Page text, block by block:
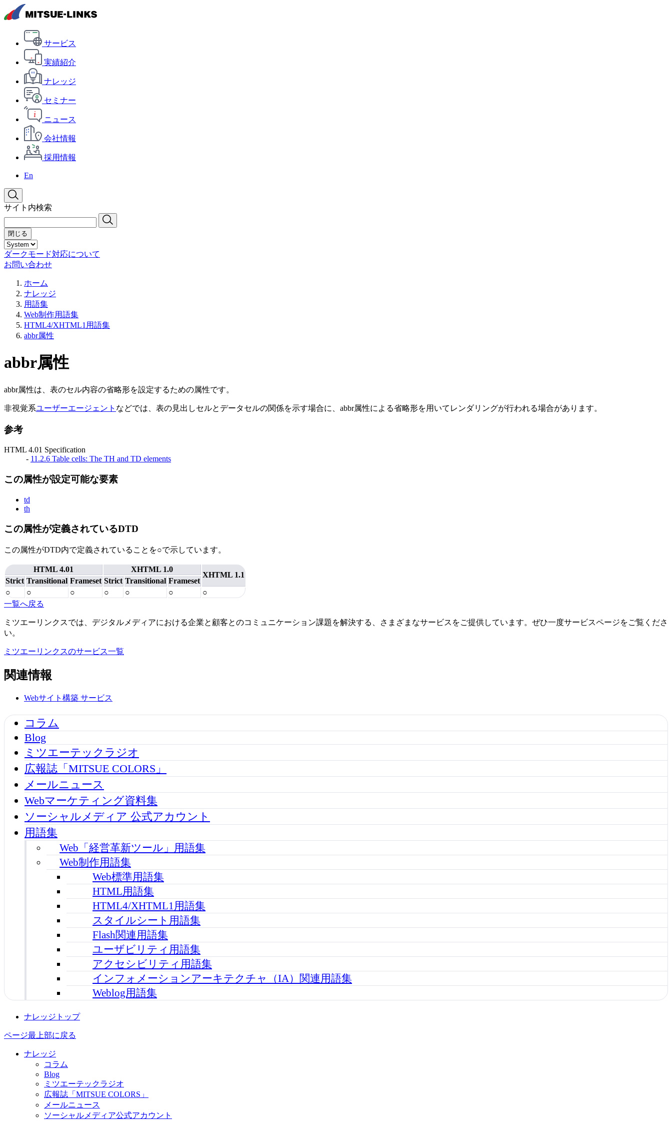
サービス
実績紹介
ナレッジ
セミナー
ニュース
会社情報
採用情報
En
サイト内検索
閉じる
ダークモード対応について
お問い合わせ
ホーム
ナレッジ
用語集
Web制作用語集
HTML4/XHTML1用語集
abbr属性
abbr属性
abbr属性は、表のセル内容の省略形を設定するための属性です。
非視覚系ユーザーエージェント などでは、表の見出しセルとデータセルの関係を示す場合に、abbr属性による省略形を用いてレンダリングが行われる場合があります。
参考
HTML 4.01 Specification
- 11.2.6 Table cells: The TH and TD elements
この属性が設定可能な要素
td
th
この属性が定義されているDTD
この属性がDTD内で定義されていることを○で示しています。
HTML 4.01 XHTML 1.0
XHTML 1.1
Strict Transitional Frameset Strict Transitional Frameset
○
○ ○ ○ ○ ○
○
一覧へ戻る
ミツエーリンクスでは、デジタルメディアにおける企業と顧客とのコミュニケーション課題を解決する、さまざまなサービスをご提供しています。ぜひ一度サービスページをご覧くださ
い。
ミツエーリンクスのサービス一覧
関連情報
Webサイト構築 サービス
コラム
Blog
ミツエーテックラジオ
広報誌「MITSUE COLORS」
メールニュース
Webマーケティング資料集
ソーシャルメディア 公式アカウント
用語集
Web「経営革新ツール」用語集
Web制作用語集
Web標準用語集
HTML用語集
HTML4/XHTML1用語集
スタイルシート用語集
Flash関連用語集
ユーザビリティ用語集
アクセシビリティ用語集
インフォメーションアーキテクチャ（IA）関連用語集
Weblog用語集
ナレッジトップ
ページ最上部に戻る
ナレッジ
コラム
Blog
ミツエーテックラジオ
広報誌「MITSUE COLORS」
メールニュース
ソーシャルメディア公式アカウント